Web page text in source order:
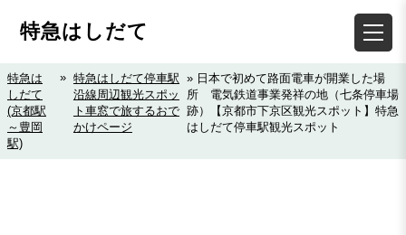
特急はしだて
特急は
しだて
(京都駅
～豊岡
駅)
» 特急はしだて停車駅
沿線周辺観光スポッ
ト車窓で旅するおで
かけページ
» 日本で初めて路面電車が開業した場
所 電気鉄道事業発祥の地（七条停車場
跡）【京都市下京区観光スポット】特急
はしだて停車駅観光スポット